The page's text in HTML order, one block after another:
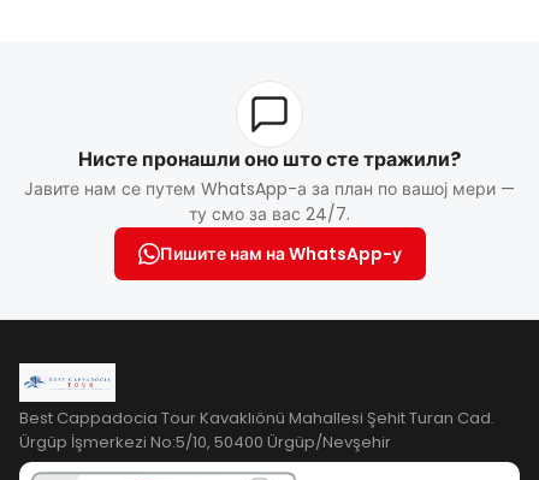
Нисте пронашли оно што сте тражили?
Јавите нам се путем WhatsApp-а за план по вашој мери —
ту смо за вас 24/7.
Пишите нам на WhatsApp-у
Best Cappadocia Tour Kavaklıönü Mahallesi Şehit Turan Cad.
Ürgüp İşmerkezi No:5/10, 50400 Ürgüp/Nevşehir